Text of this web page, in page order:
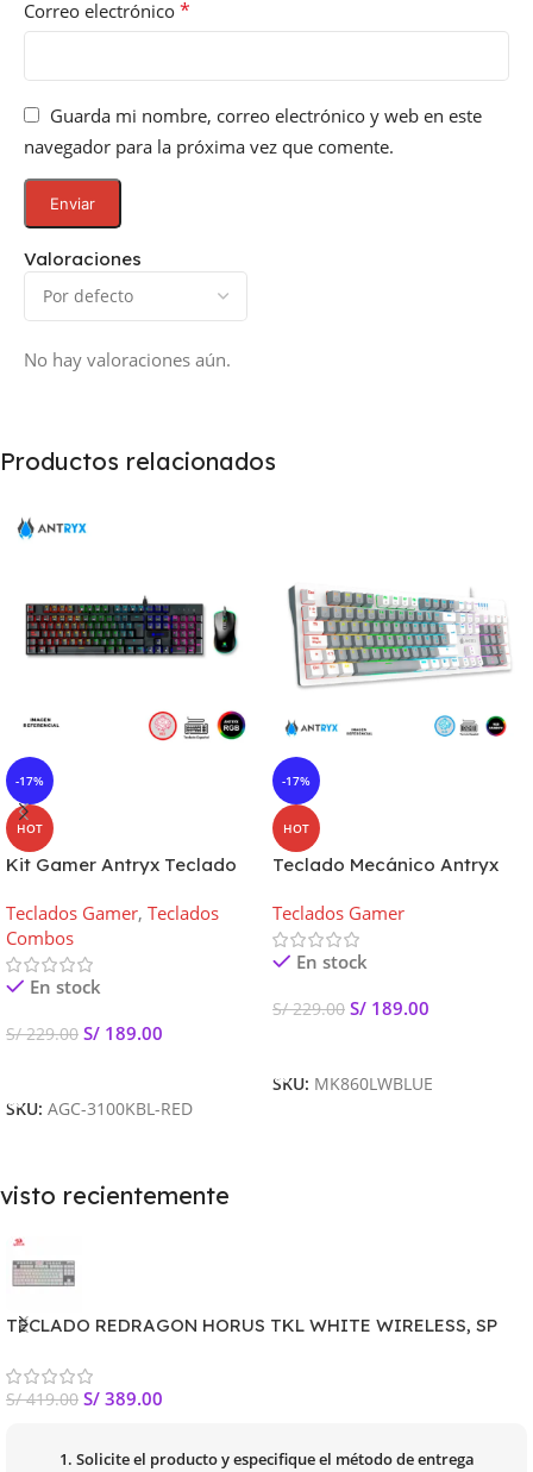
Valoraciones
No hay valoraciones aún.
Correo electrónico *
Guarda mi nombre, correo electrónico y web en este
navegador para la próxima vez que comente.
Productos relacionados
-17%
HOT
Kit Gamer Antryx Teclado
Switch Rojo
Teclados Gamer, Teclados
Combos
En stock
S/229.00 S/ 189.00
SKU: AGC-3100KBL-RED
-17%
HOT
Teclado Mecánico Antryx
Teclados Gamer
En stock
S/229.00 S/ 189.00
SKU: MK860LWBLUE
visto recientemente
TECLADO REDRAGON HORUS TKL WHITE WIRELESS, SP
S/419.00 S/ 389.00
1. Solicite el producto y especifique el método de entrega